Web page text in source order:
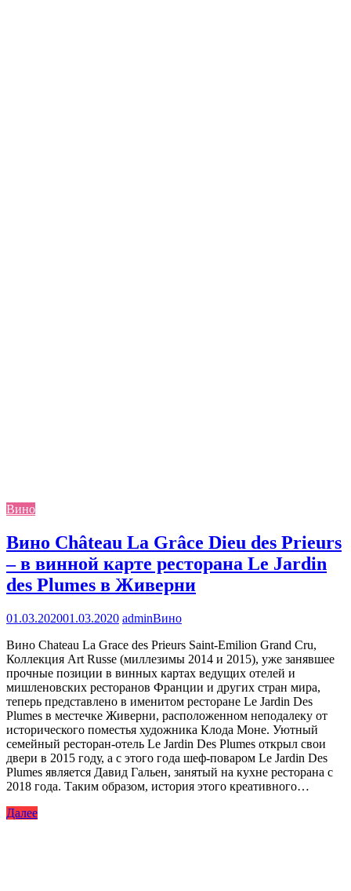
Вино
Вино Château La Grâce Dieu des Prieurs
– в винной карте ресторана Le Jardin
des Plumes в Живерни
01.03.202001.03.2020 adminВино
Вино Chateau La Grace des Prieurs Saint-Emilion Grand Cru,
Коллекция Art Russe (миллезимы 2014 и 2015), уже занявшее
прочные позиции в винных картах ведущих отелей и
мишленовских ресторанов Франции и других стран мира,
теперь представлено в именитом ресторане Le Jardin Des
Plumes в местечке Живерни, расположенном неподалеку от
исторического поместья художника Клода Моне. Уютный
семейный ресторан-отель Le Jardin Des Plumes открыл свои
двери в 2015 году, а с этого года шеф-поваром Le Jardin Des
Plumes является Давид Гальен, занятый на кухне ресторана с
2018 года. Таким образом, история этого креативного…
Далее